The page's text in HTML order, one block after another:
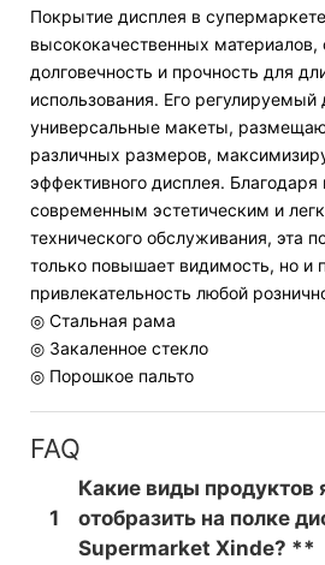
Покрытие дисплея в
высококачественных
долговечность и прочность для
использования. Его регулируемый
универсальные макеты,
различных размеров,
эффективного дисплея. Благодаря
современным эстетическим и
технического обслуживания, эта
только повышает видимость, но
привлекательность любой
◎ Стальная рама
◎ Закаленное стекло
◎ Порошкое пальто
FAQ
1
Какие виды продуктов
отобразить на полке
Supermarket Xinde? **